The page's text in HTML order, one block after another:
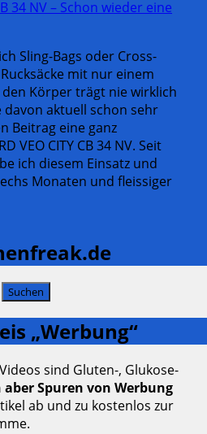
Sling-Bags oder Cross-
mit nur einem
Körper trägt nie wirklich
aktuell schon sehr
Beitrag eine ganz
VEO CITY CB 34 NV. Seit
ich diesem Einsatz und
Monaten und fleissiger
„Werbung“
sind Gluten-, Glukose-
Spuren von Werbung
ab und zu kostenlos zur